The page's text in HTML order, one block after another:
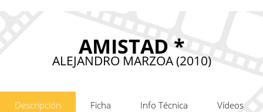
AMISTAD *
ALEJANDRO MARZOA (2010)
Descripción Ficha Info Técnica Vídeos